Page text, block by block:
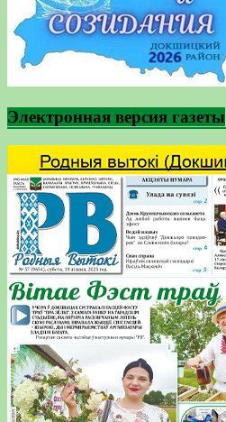
Электронная версия газеты